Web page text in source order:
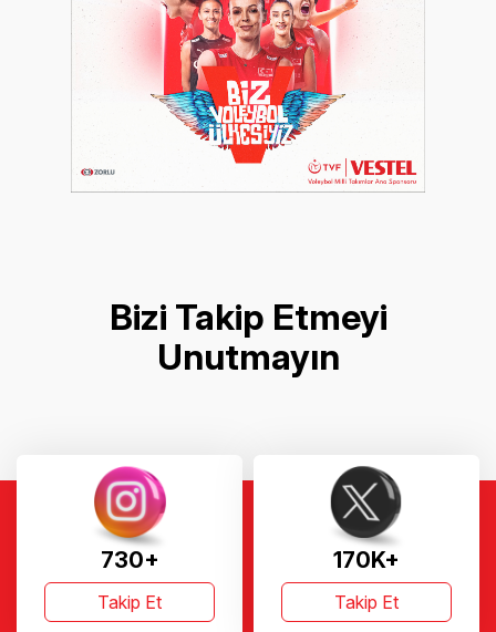
Bizi Takip Etmeyi
Unutmayın
730+
Takip Et
170K+
Takip Et